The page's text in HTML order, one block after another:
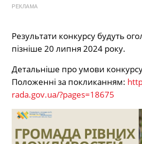
РЕКЛАМА
Результати конкурсу будуть
пізніше 20 липня 2024 року.
Детальніше про умови
Положенні за покликанням:
rada.gov.ua/?pages=18675